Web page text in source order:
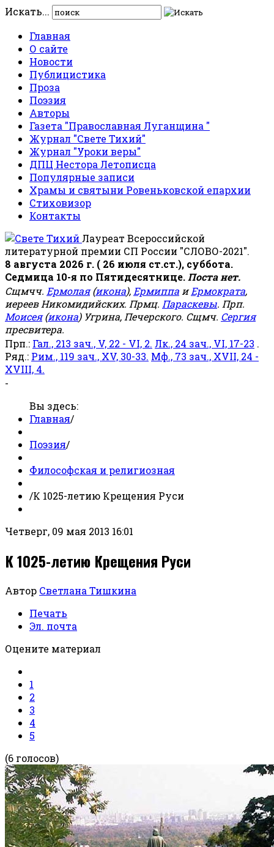
Искать...
Главная
О сайте
Новости
Публицистика
Проза
Поэзия
Авторы
Газета "Православная Луганщина "
Журнал "Свете Тихий"
Журнал "Уроки веры"
ДПЦ Нестора Летописца
Популярные записи
Храмы и святыни Ровеньковской епархии
Стиховизор
Контакты
Лауреат Всероссийской
литературной премии СП России "СЛОВО-2021".
8 августа 2026 г. ( 26 июля ст.ст.), суббота.
Седмица 10-я по Пятидесятнице. Поста нет.
Сщмчч. Ермолая(икона), Ермиппа иЕрмократа,
иереев Никомидийских. Прмц. Параскевы. Прп.
Моисея(икона) Угрина, Печерского. Сщмч. Сергия
пресвитера.
Прп.: Гал., 213 зач., V, 22 - VI, 2. Лк., 24 зач., VI, 17-23 .
Ряд.: Рим., 119 зач., XV, 30-33. Мф., 73 зач., XVII, 24 -
XVIII, 4.
-
Вы здесь:
Главная/
Поэзия/
Философская и религиозная
/К 1025-летию Крещения Руси
Четверг, 09 мая 2013 16:01
К 1025-летию Крещения Руси
Автор Светлана Тишкина
Печать
Эл. почта
Оцените материал
1
2
3
4
5
(6 голосов)